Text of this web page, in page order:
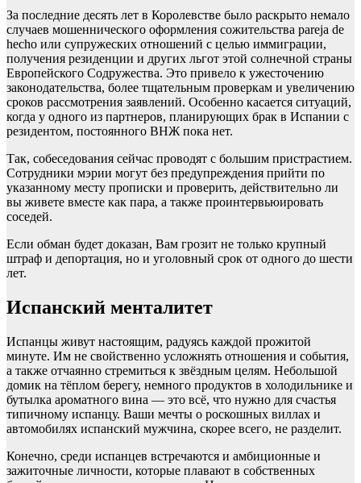
За последние десять лет в Королевстве было раскрыто немало
случаев мошеннического оформления сожительства pareja de
hecho или супружеских отношений с целью иммиграции,
получения резиденции и других льгот этой солнечной страны
Европейского Содружества. Это привело к ужесточению
законодательства, более тщательным проверкам и увеличению
сроков рассмотрения заявлений. Особенно касается ситуаций,
когда у одного из партнеров, планирующих брак в Испании с
резидентом, постоянного ВНЖ пока нет.
Так, собеседования сейчас проводят с большим пристрастием.
Сотрудники мэрии могут без предупреждения прийти по
указанному месту прописки и проверить, действительно ли
вы живете вместе как пара, а также проинтервьюировать
соседей.
Если обман будет доказан, Вам грозит не только крупный
штраф и депортация, но и уголовный срок от одного до шести
лет.
Испанский менталитет
Испанцы живут настоящим, радуясь каждой прожитой
минуте. Им не свойственно усложнять отношения и события,
а также отчаянно стремиться к звёздным целям. Небольшой
домик на тёплом берегу, немного продуктов в холодильнике и
бутылка ароматного вина — это всё, что нужно для счастья
типичному испанцу. Ваши мечты о роскошных виллах и
автомобилях испанский мужчина, скорее всего, не разделит.
Конечно, среди испанцев встречаются и амбиционные и
зажиточные личности, которые плавают в собственных